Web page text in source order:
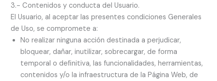
3.- Contenidos y conducta del Usuario.
El Usuario, al aceptar las presentes condiciones Generales
de Uso, se compromete a:
No realizar ninguna acción destinada a perjudicar,
bloquear, dañar, inutilizar, sobrecargar, de forma
temporal o deﬁnitiva, las funcionalidades, herramientas,
contenidos y/o la infraestructura de la Página Web, de